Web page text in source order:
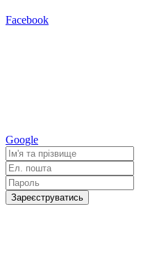
Facebook
Google
Зареєструватись